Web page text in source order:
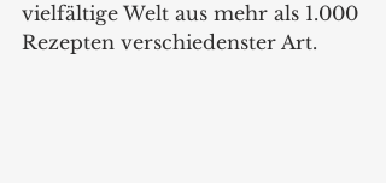
vielfältige Welt aus mehr als 1.000
Rezepten verschiedenster Art.